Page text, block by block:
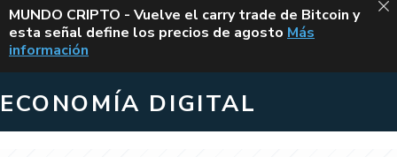
ALERTA
MUNDO CRIPTO - Vuelve el carry trade de Bitcoin y
esta señal define los precios de agosto VUELVE EL
Más
información
ECONOMÍA DIGITAL